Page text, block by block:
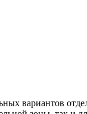
вариантов